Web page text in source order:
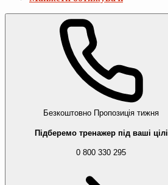
Безкоштовно Пропозиція тижня
Підберемо тренажер під ваші цілі
0 800 330 295